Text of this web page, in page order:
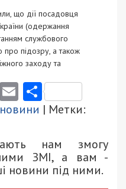
що дії посадовця
(одержання
службового
підозру, а також
заходу та
ViberEmail
| Метки:
нам змогу
ЗМІ, а вам -
новини під ними.